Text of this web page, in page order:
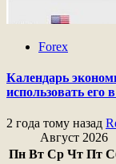
Forex
Календарь
использовать его
2 года тому назад
Август 2026
Пн Вт Ср Чт Пт